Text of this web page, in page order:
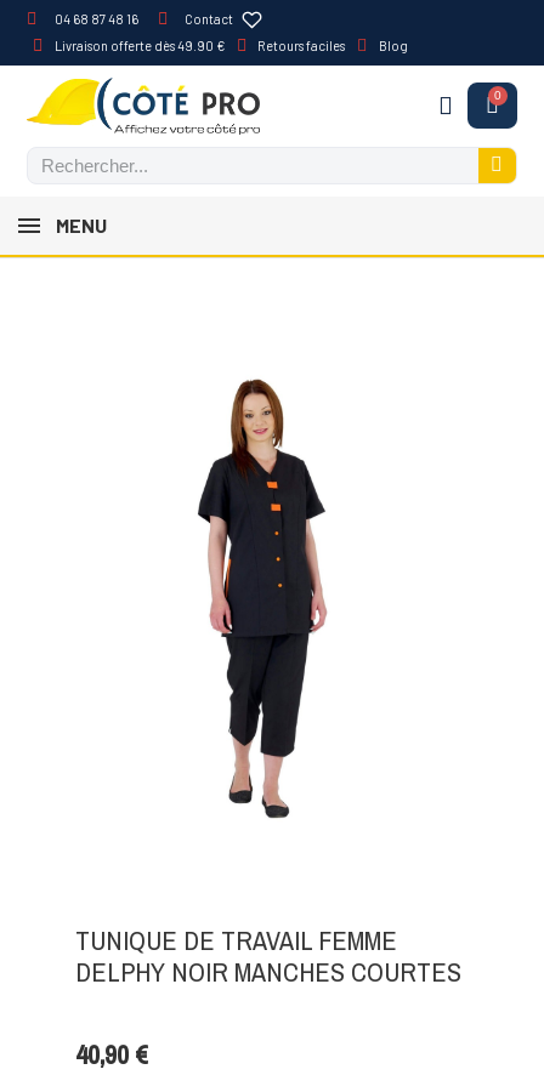
04 68 87 48 16
Contact
Livraison offerte dès 49.90 €
Retours faciles Blog
MENU
TUNIQUE DE TRAVAIL FEMME
DELPHY NOIR MANCHES COURTES
40,90 €